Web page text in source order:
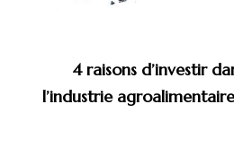
4 raisons d’investir
l’industrie